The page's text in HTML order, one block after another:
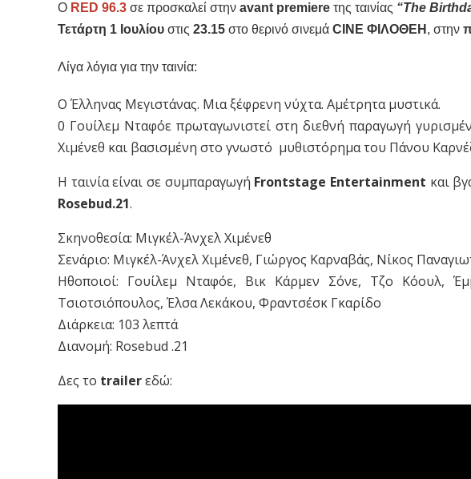
Ο RED 96.3 σε προσκαλεί στην avant premiere της ταινίας “Τhe
Τετάρτη 1 Ιουλίου στις 23.15 στο θερινό σινεμά CINE ΦΙΛΟΘΕΗ , στην
Λίγα λόγια για την ταινία:
Ο Έλληνας Μεγιστάνας. Μια ξέφρενη νύχτα. Αμέτρητα μυστικά.
0 Γουίλεμ Νταφόε πρωταγωνιστεί στη διεθνή παραγωγή
Χιμένεθ και βασισμένη στο γνωστό μυθιστόρημα του Πάνου
Η ταινία είναι σε συμπαραγωγή Frontstage Entertainment και
Rosebud.21.
Σκηνοθεσία: Μιγκέλ-Άνχελ Χιμένεθ
Σενάριο: Μιγκέλ-Άνχελ Χιμένεθ, Γιώργος Καρναβάς, Νίκος
Ηθοποιοί: Γουίλεμ Νταφόε, Βικ Κάρμεν Σόνε, Τζο Κόουλ,
Τσιοτσιόπουλος, Έλσα Λεκάκου, Φραντσέσκ Γκαρίδο
Διάρκεια: 103 λεπτά
Διανομή: Rosebud .21
Δες το trailerεδώ: